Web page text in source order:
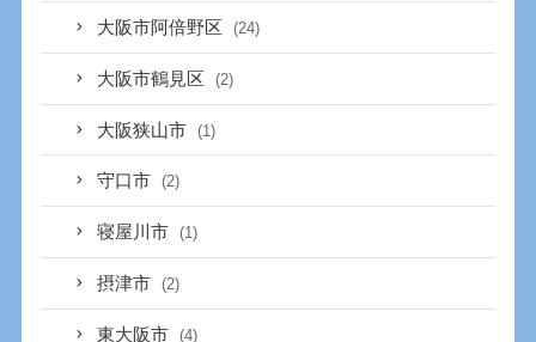
大阪市阿倍野区 (24)
大阪市鶴見区 (2)
大阪狭山市 (1)
守口市 (2)
寝屋川市 (1)
摂津市 (2)
東大阪市 (4)